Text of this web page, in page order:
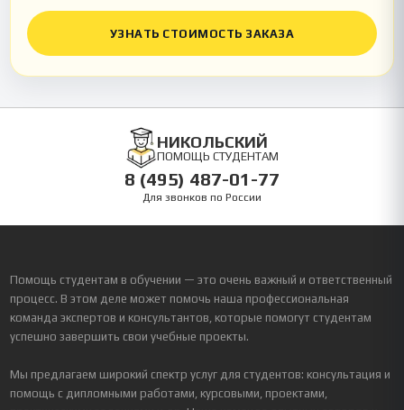
УЗНАТЬ СТОИМОСТЬ ЗАКАЗА
НИКОЛЬСКИЙ
ПОМОЩЬ СТУДЕНТАМ
8 (495) 487-01-77
Для звонков по России
Помощь студентам в обучении — это очень важный и ответственный
процесс. В этом деле может помочь наша профессиональная
команда экспертов и консультантов, которые помогут студентам
успешно завершить свои учебные проекты.
Мы предлагаем широкий спектр услуг для студентов: консультация и
помощь с дипломными работами, курсовыми, проектами,